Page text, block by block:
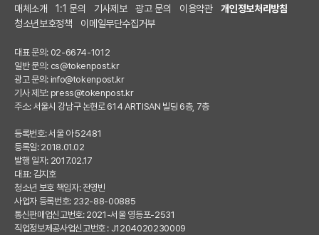
매체소개 1:1 문의 기사제보 광고 문의 이용약관
개인정보처리방침
청소년보호정책
이메일무단수집거부
대표 문의: 02-6674-1012
일반 문의: cs@tokenpost.kr
광고 문의: info@tokenpost.kr
기사 제보: press@tokenpost.kr
주소: 서울시 강남구 논현로 614 ARTISAN 빌딩 6층, 7층
등록번호: 서울 아 52481
등록일: 2018.01.02
발행 일자: 2017.02.17
대표: 김지호
청소년 보호 책임자: 전영빈
사업자 등록번호: 232-88-00885
통신판매업신고번호: 2021-서울 영등포-2531
직업정보제공사업신고번호 : J1204020230009